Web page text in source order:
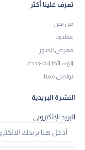
تعرف علينا أكثر
من نحن
عملاءنا
معرض الصور
الوسائط المتعددة
تواصل معنا
النشرة البريدية
البريد الإلكتروني